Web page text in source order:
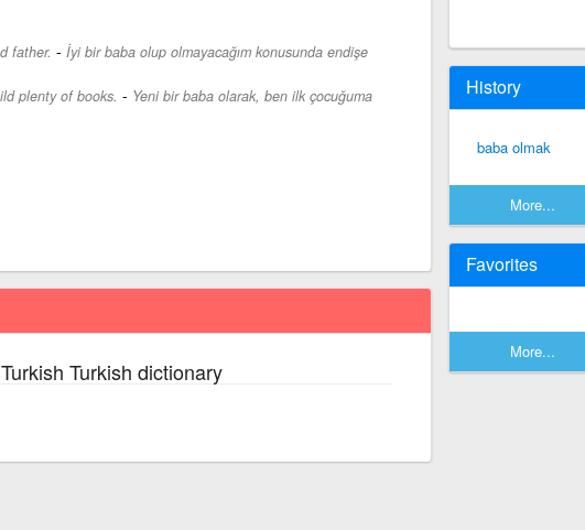
father. - İyi bir baba olup olmayacağım konusunda endişe
plenty of books. - Yeni bir baba olarak, ben ilk çocuğuma
Turkish dictionary
History
baba olmak
More...
Favorites
More...